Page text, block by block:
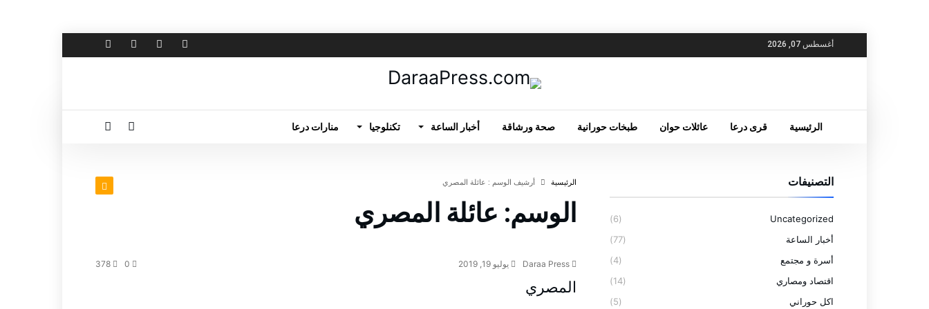
أغسطس 07, 2026
الرئيسية قرى درعا عائلات حوان طبخات حورانية صحة ورشاقة أخبار الساعة تكنلوجيا منارات درعا
‫الرئيسية‬ ‫أرشيف الوسم :‬ عائلة المصري
الوسم: عائلة المصري
يوليو 19, 2019 378
المصري
التصنيفات
Uncategorized
(6)
أخبار الساعة
(77)
أسرة و مجتمع
(4)
اقتصاد ومصاري
(14)
اكل حوراني
(5)